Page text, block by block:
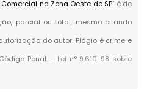
na Zona Oeste de SP" é de
parcial ou total, mesmo citando
do autor. Plágio é crime e
Penal. – Lei n° 9.610-98 sobre